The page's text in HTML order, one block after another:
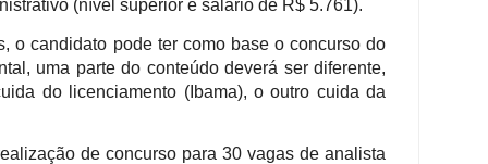
(nível superior e salário de R$ 5.761).
o candidato pode ter como base o concurso do
uma parte do conteúdo deverá ser diferente,
do licenciamento (Ibama), o outro cuida da
de concurso para 30 vagas de analista